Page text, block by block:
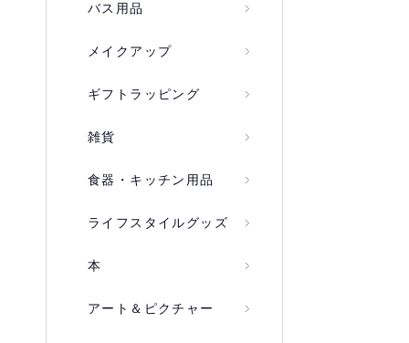
バス用品
メイクアップ
ギフトラッピング
雑貨
食器・キッチン用品
ライフスタイルグッズ
本
アート＆ピクチャー